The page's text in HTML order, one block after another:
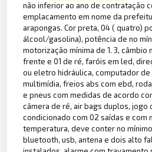
não inferior ao ano de contratação
emplacamento em nome da
arapongas. Cor preta, 04 ( quatro)
álcool/gasolina), potência de no
motorização mínima de 1. 3, câmbio
frente e 01 de ré, faróis em led,
ou eletro hidráulica, computador
multimídia, freios abs com ebd,
e pneus com medidas de acordo
câmera de ré, air bags duplos, jogo
condicionado com 02 saídas e com
temperatura, deve conter no
bluetooth, usb, antena e dois alto